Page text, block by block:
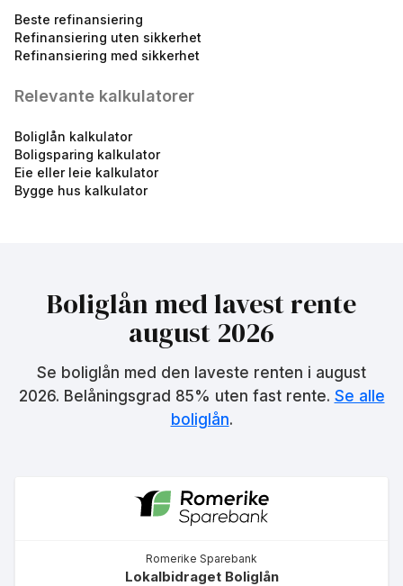
Fastrentelån ORDINÆR 5
Fastrentelån UNG 5 år
4.82%
eff.rente
Fastrentelån UNG 3 år
Beste refinansiering
Refinansiering uten sikkerhet
Refinansiering med sikkerhet
Relevante kalkulatorer
Boliglån kalkulator
Boligsparing kalkulator
Eie eller leie kalkulator
Bygge hus kalkulator
Boliglån med lavest rente
august 2026
Se boliglån med den laveste renten i august
2026. Belåningsgrad 85% uten fast rente. Se alle
boliglån.
Romerike Sparebank
Lokalbidraget Boliglån